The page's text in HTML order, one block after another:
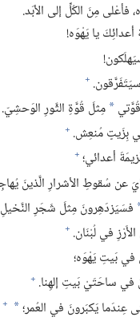
فأعْلى مِنَ الكُلِّ إلى الأبَد.‏
يا يَهْوَه!‏
+
* مِثلَ قُوَّةِ الثَّورِ الوَحشِيّ.‏
بِزَيتٍ مُنعِش.‏ +
أعدائي؛‏ +
عن سُقوطِ الأشرارِ الَّذينَ
فسَيَزدَهِرونَ مِثلَ شَجَرِ النَّخيلِ
في لُبْنَان.‏ +
في بَيتِ يَهْوَه؛‏
ساحَتَيْ بَيتِ إلهِنا.‏ +
يَكبَرونَ في العُمر؛‏*
+